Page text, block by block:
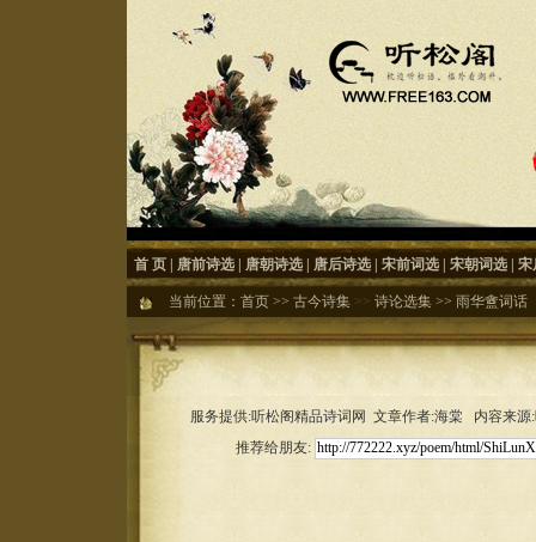
首 页 唐前诗选 唐朝诗选 唐后诗选 宋前词选 宋朝词选 宋
当前位置： 首页 >> 古今诗集 >> 诗论选集 >> 雨华盦词话
服务提供:听松阁精品诗词网 文章作者:海棠 内容来
推荐给朋友: